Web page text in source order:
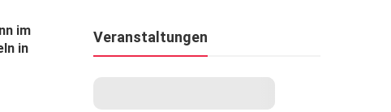
im
in
Veranstaltungen